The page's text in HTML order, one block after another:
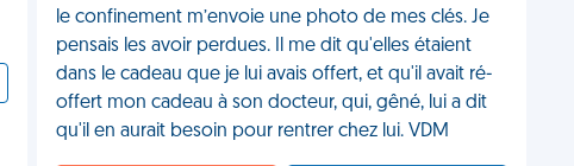
le confinement m’envoie une photo de mes clés. Je
pensais les avoir perdues. Il me dit qu'elles étaient
dans le cadeau que je lui avais offert, et qu'il avait ré-
offert mon cadeau à son docteur, qui, gêné, lui a dit
qu'il en aurait besoin pour rentrer chez lui. VDM